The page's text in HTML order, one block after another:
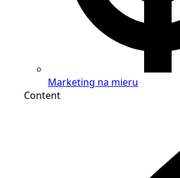
Marketing na mieru
Content